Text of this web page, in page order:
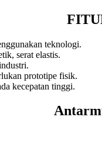
teknologi.
serat elastis.
prototipe fisik.
kecepatan tinggi.